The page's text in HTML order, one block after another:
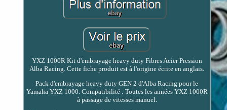
YXZ 1000R Kit d'embrayage heavy duty Fibres Acier Pression
Alba Racing. Cette fiche produit est à l'origine écrite en anglais.
Pack d'embrayage heavy duty GEN 2 d'Alba Racing pour le
Yamaha YXZ 1000. Compatibilité : Toutes les années YXZ 1000R
à passage de vitesses manuel.